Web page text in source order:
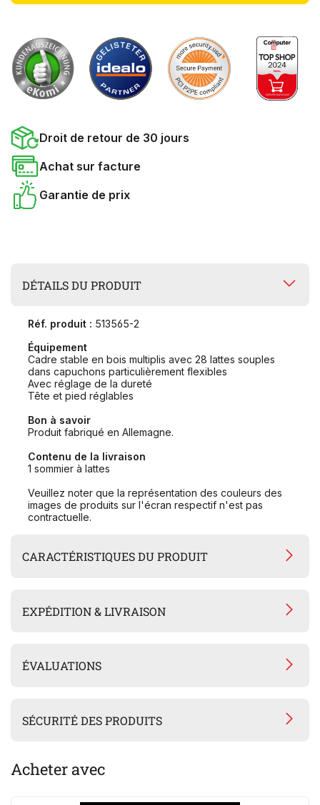
Droit de retour de 30 jours
Achat sur facture
Garantie de prix
DÉTAILS DU PRODUIT
Réf. produit : 513565-2
Équipement
Cadre stable en bois multiplis avec 28 lattes souples
dans capuchons particulièrement flexibles
Avec réglage de la dureté
Tête et pied réglables
Bon à savoir
Produit fabriqué en Allemagne.
Contenu de la livraison
1 sommier à lattes
Veuillez noter que la représentation des couleurs des
images de produits sur l'écran respectif n'est pas
contractuelle.
CARACTÉRISTIQUES DU PRODUIT
EXPÉDITION & LIVRAISON
ÉVALUATIONS
SÉCURITÉ DES PRODUITS
Acheter avec